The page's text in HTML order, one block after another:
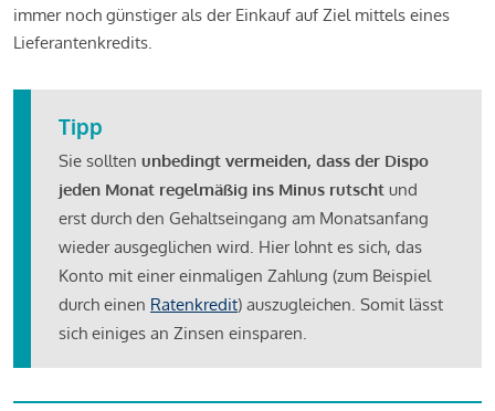
immer noch günstiger als der Einkauf auf Ziel mittels eines
Lieferantenkredits.
Tipp
Sie sollten unbedingt vermeiden, dass der Dispo
jeden Monat regelmäßig ins Minus rutscht und
erst durch den Gehaltseingang am Monatsanfang
wieder ausgeglichen wird. Hier lohnt es sich, das
Konto mit einer einmaligen Zahlung (zum Beispiel
durch einen Ratenkredit) auszugleichen. Somit lässt
sich einiges an Zinsen einsparen.